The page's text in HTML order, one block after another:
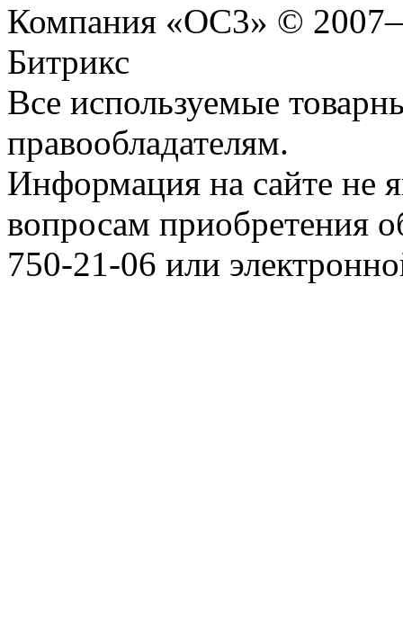
Компания «ОС3» ©
Битрикс
Все используемые
правообладателям.
Информация на сайте не
вопросам приобретения
750-21-06 или